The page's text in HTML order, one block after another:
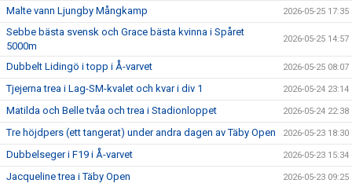
Malte vann Ljungby Mångkamp 2026-05-25 17:35
Sebbe bästa svensk och Grace bästa kvinna i Spåret
5000m
2026-05-25 14:57
Dubbelt Lidingö i topp i Å-varvet 2026-05-25 08:07
Tjejerna trea i Lag-SM-kvalet och kvar i div 1 2026-05-24 23:14
Matilda och Belle tvåa och trea i Stadionloppet 2026-05-24 22:38
Tre höjdpers (ett tangerat) under andra dagen av Täby Open 2026-05-23 18:30
Dubbelseger i F19 i Å-varvet 2026-05-23 15:34
Jacqueline trea i Täby Open 2026-05-23 09:25